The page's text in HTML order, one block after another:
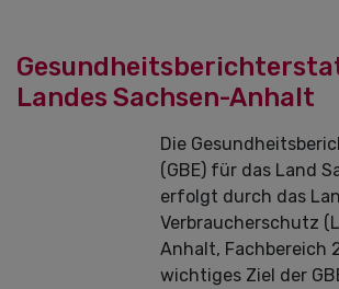
Landes Sachsen-Anhalt
Die
(GBE) für das Land
erfolgt durch das
Verbraucherschutz
Anhalt, Fachbereich
wichtiges Ziel der